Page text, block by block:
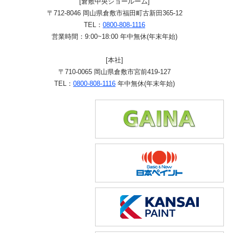
〒712-8046 岡山県倉敷市福田町古新田365-12
TEL： 0800-808-1116
営業時間：9:00~18:00 年中無休(年末年始)
[本社]
〒710-0065 岡山県倉敷市宮前419-127
TEL： 0800-808-1116 年中無休(年末年始)